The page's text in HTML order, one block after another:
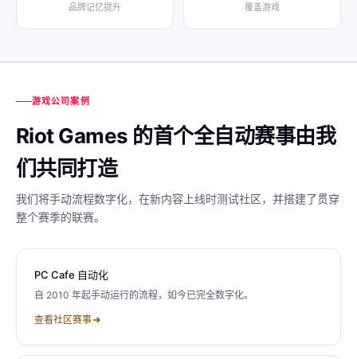
品牌记忆提升 覆盖游戏
游戏公司案例
Riot Games 的首个全自动赛事由我
们共同打造
我们将手动流程数字化，在新内容上线时测试社区，并搭建了贯穿
整个赛季的联赛。
PC Cafe 自动化
自 2010 年起手动运行的流程，如今已完全数字化。
查看社区赛事